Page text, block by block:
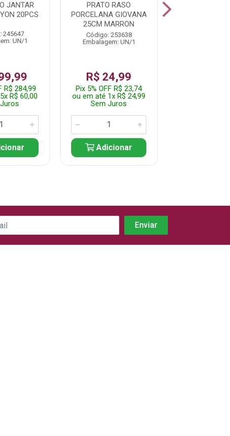
JANTAR
20PCS
245647
UN/1
R$ 284,99
R$ 60,00
PRATO RASO
PORCELANA GIOVANA
25CM MARRON
Código: 253638
Embalagem: UN/1
R$ 24,99
Pix 5% OFF R$ 23,74
ou em até 1x R$ 24,99
Sem Juros
Adicionar